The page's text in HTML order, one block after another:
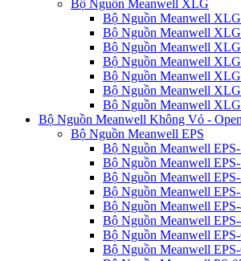
Bộ Nguồn Meanwell XLG
Bộ Nguồn Meanwell
Bộ Nguồn Meanwell
Bộ Nguồn Meanwell
Bộ Nguồn Meanwell
Bộ Nguồn Meanwell
Bộ Nguồn Meanwell
Bộ Nguồn Meanwell
Bộ Nguồn Meanwell Không Vỏ -
Bộ Nguồn Meanwell EPS
Bộ Nguồn Meanwell
Bộ Nguồn Meanwell
Bộ Nguồn Meanwell
Bộ Nguồn Meanwell
Bộ Nguồn Meanwell
Bộ Nguồn Meanwell
Bộ Nguồn Meanwell
Bộ Nguồn Meanwell